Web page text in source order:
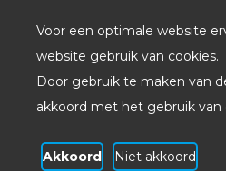
Voor een optimale website
website gebruik van cookies.
Door gebruik te maken van
akkoord met het gebruik van
Akkoord Niet akkoord